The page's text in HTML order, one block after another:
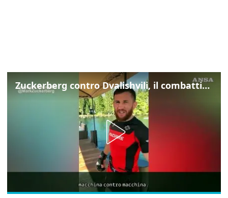
Zuckerberg contro Dvalishvili, il combattimento in mezzo a un lago